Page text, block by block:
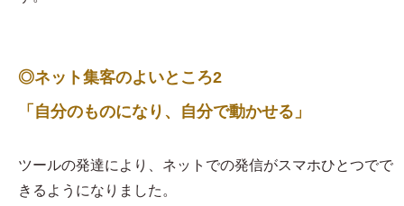
◎ネット集客のよいところ2
「自分のものになり、自分で動かせる」
ツールの発達により、ネットでの発信がスマホひとつでで
きるようになりました。